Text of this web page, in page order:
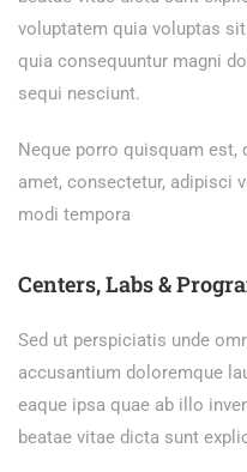
voluptatem quia voluptas
quia consequuntur magni
sequi nesciunt.
Neque porro quisquam
amet, consectetur, adipisci
modi tempora
Centers, Labs &
Sed ut perspiciatis unde
accusantium doloremque
eaque ipsa quae ab illo
beatae vitae dicta sunt